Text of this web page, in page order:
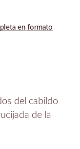
en formato
del cabildo
de la